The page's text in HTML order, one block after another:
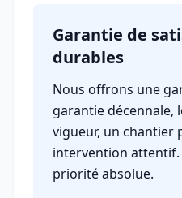
Garantie de
durables
Nous offrons une
garantie décennale,
vigueur, un chantier
intervention
priorité absolue.